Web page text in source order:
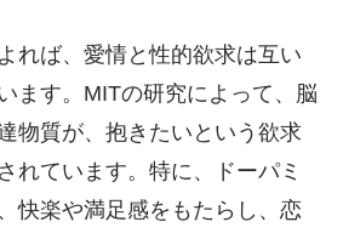
れば、愛情と性的欲求は互い
ます。MITの研究によって、脳
物質が、抱きたいという欲求
れています。特に、ドーパミ
快楽や満足感をもたらし、恋